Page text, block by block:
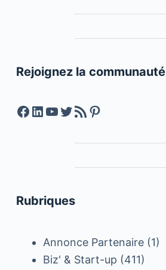
Rejoignez la communauté
Facebook
LinkedIn
YouTube
Twitter
Feed RSSPinterest
Rubriques
Annonce Partenaire(1)
Biz' & Start-up (411)